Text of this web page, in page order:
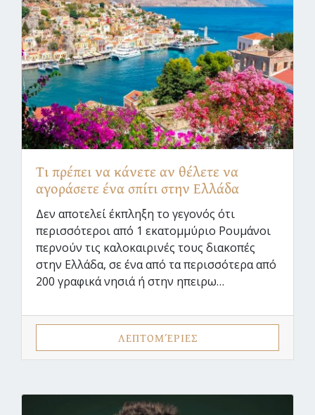
Τι πρέπει να κάνετε αν θέλετε να
αγοράσετε ένα σπίτι στην Ελλάδα
Δεν αποτελεί έκπληξη το γεγονός ότι
περισσότεροι από 1 εκατομμύριο Ρουμάνοι
περνούν τις καλοκαιρινές τους διακοπές
στην Ελλάδα, σε ένα από τα περισσότερα από
200 γραφικά νησιά ή στην ηπειρω…
ΛΕΠΤΟΜΈΡΙΕΣ